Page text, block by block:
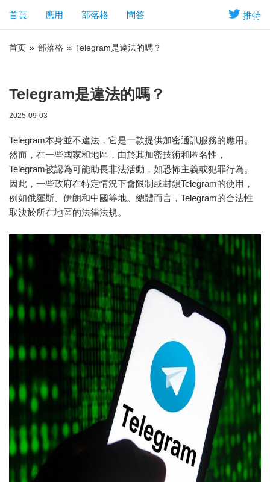
推特
首頁 應用 部落格 問答
首页 » 部落格 » Telegram是違法的嗎？
Telegram是違法的嗎？
2025-09-03
Telegram本身並不違法，它是一款提供加密通訊服務的應用。
然而，在一些國家和地區，由於其加密技術和匿名性，
Telegram被認為可能助長非法活動，如恐怖主義或犯罪行為。
因此，一些政府在特定情況下會限制或封鎖Telegram的使用，
例如俄羅斯、伊朗和中國等地。總體而言，Telegram的合法性
取決於所在地區的法律法規。